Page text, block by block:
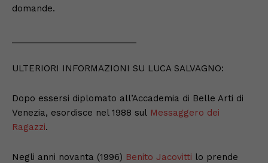
domande.
ULTERIORI INFORMAZIONI SU LUCA SALVAGNO:
Dopo essersi diplomato all’Accademia di Belle Arti di
Venezia, esordisce nel 1988 sul Messaggero dei
Ragazzi.
Negli anni novanta (1996) Benito Jacovitti lo prende